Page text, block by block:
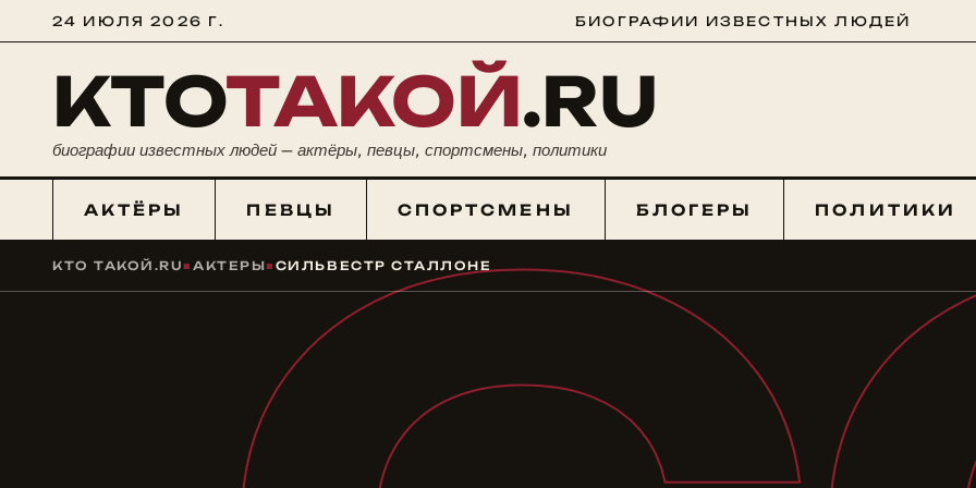
24 ИЮЛЯ 2026 Г. БИОГРАФИИ ИЗВЕСТНЫХ ЛЮДЕЙ
КТОТАКОЙ.RU
биографии известных людей — актёры, певцы, спортсмены, политики
АКТЁРЫ ПЕВЦЫ СПОРТСМЕНЫ БЛОГЕРЫ ПОЛИТИКИ
КТО ТАКОЙ.RU■АКТЕРЫ■ СИЛЬВЕСТР СТАЛЛОНЕ